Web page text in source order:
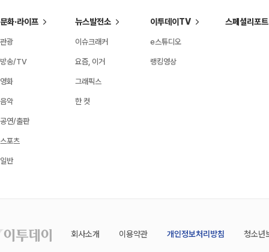
문화·라이프
관광
방송/TV
영화
음악
공연/출판
스포츠
일반
뉴스발전소
이슈크래커
요즘, 이거
그래픽스
한 컷
이투데이TV
e스튜디오
랭킹영상
스페셜리포트
회사소개 이용약관 개인정보처리방침 청소년